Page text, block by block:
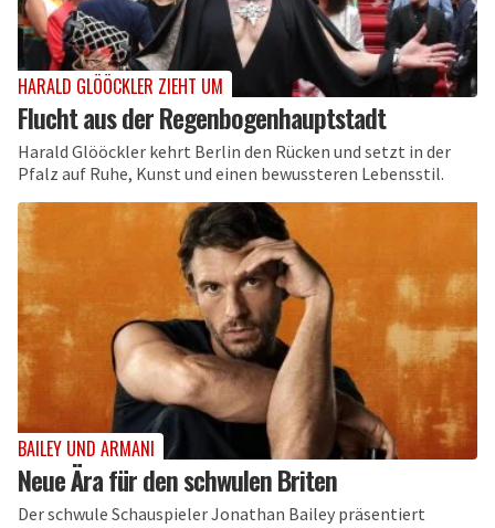
HARALD GLÖÖCKLER ZIEHT UM
Flucht aus der Regenbogenhauptstadt
Harald Glööckler kehrt Berlin den Rücken und setzt in der
Pfalz auf Ruhe, Kunst und einen bewussteren Lebensstil.
BAILEY UND ARMANI
Neue Ära für den schwulen Briten
Der schwule Schauspieler Jonathan Bailey präsentiert